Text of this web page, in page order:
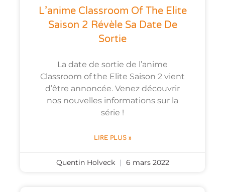
L’anime Classroom Of The Elite
Saison 2 Révèle Sa Date De
Sortie
La date de sortie de l’anime
Classroom of the Elite Saison 2 vient
d’être annoncée. Venez découvrir
nos nouvelles informations sur la
série !
LIRE PLUS »
Quentin Holveck 6 mars 2022